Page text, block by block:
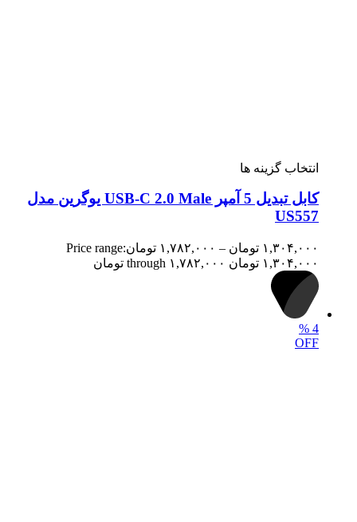
انتخاب گزینه ها
کابل تبدیل 5 آمپر USB-C 2.0 Male یوگرین مدل
US557
۱,۳۰۴,۰۰۰ تومان – ۱,۷۸۲,۰۰۰ تومانPrice range:
۱,۳۰۴,۰۰۰ تومان through ۱,۷۸۲,۰۰۰ تومان
4
%
OFF